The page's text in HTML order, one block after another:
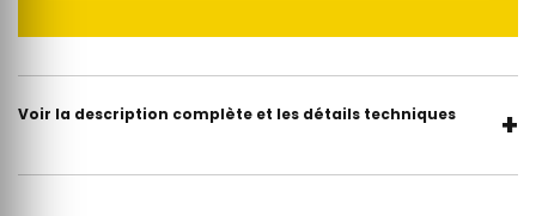
Voir la description complète et les détails techniques +